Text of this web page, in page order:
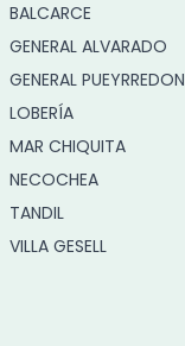
BALCARCE
GENERAL ALVARADO
GENERAL PUEYRREDON
LOBERÍA
MAR CHIQUITA
NECOCHEA
TANDIL
VILLA GESELL